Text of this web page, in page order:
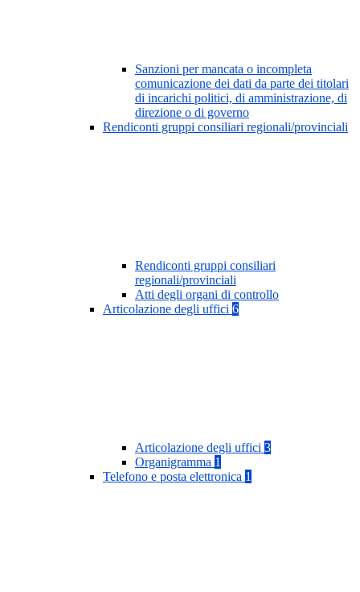
Sanzioni per mancata o incompleta
comunicazione dei dati da parte dei titolari
di incarichi politici, di amministrazione, di
direzione o di governo
Rendiconti gruppi consiliari regionali/provinciali
Rendiconti gruppi consiliari
regionali/provinciali
Atti degli organi di controllo
Articolazione degli uffici 6
Articolazione degli uffici 3
Organigramma 1
Telefono e posta elettronica 1